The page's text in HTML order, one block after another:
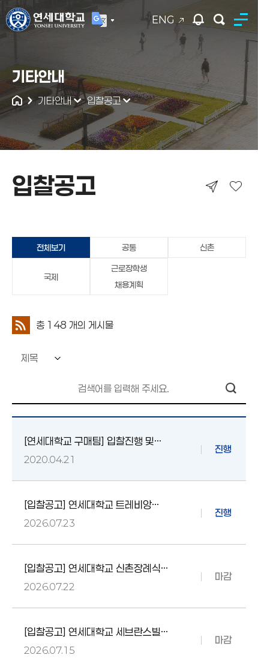
ENG
연세대학교
통합검색
기타안내
기타안내 입찰공고
입찰공고
입찰공고
전체보기 공통 신촌
국제
근로장학생
채용계획
총 148 개의 게시물
[연세대학교 구매팀] 입찰진행 및
공지 매체 안내
2020.04.21
진행
[입찰공고] 연세대학교 트레비앙
카페 커피원두 공급 업체 선정 입찰
2026.07.23
진행
[입찰공고] 연세대학교 신촌장례식장
환경개선 공사
2026.07.22
마감
[입찰공고] 연세대학교 세브란스빌딩
온수순환펌프 교체공사
2026.07.15
마감